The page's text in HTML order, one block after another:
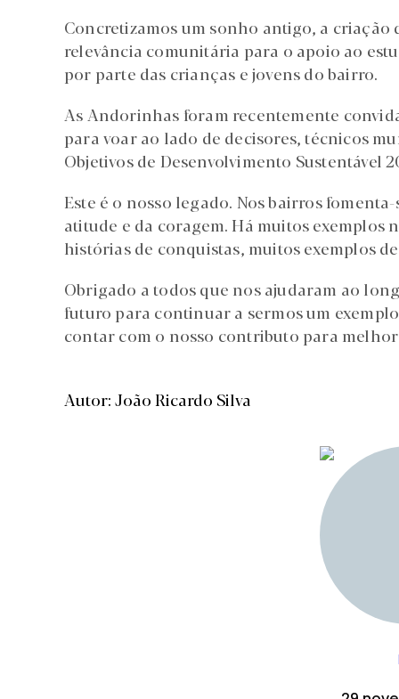
Concretizamos um sonho antigo, a criação
relevância comunitária para o apoio ao
por parte das crianças e jovens do bairro.
As Andorinhas foram recentemente
para voar ao lado de decisores, técnicos
Objetivos de Desenvolvimento Sustentável
Este é o nosso legado. Nos bairros
atitude e da coragem. Há muitos exemplos
histórias de conquistas, muitos exemplos
Obrigado a todos que nos ajudaram ao
futuro para continuar a sermos um
contar com o nosso contributo para
Autor: João Ricardo Silva